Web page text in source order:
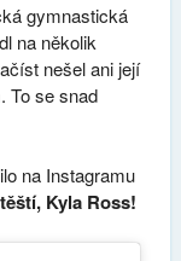
gymnastická
na několik
nešel ani její
To se snad
na Instagramu
Kyla Ross!